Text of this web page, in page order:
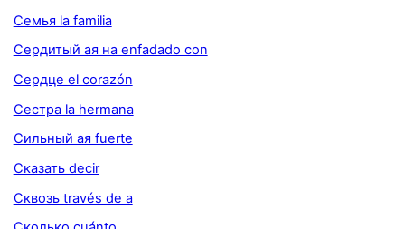
Семья la familia
Сердитый ая на enfadado con
Сердце el corazón
Сестра la hermana
Сильный ая fuerte
Сказать decir
Сквозь través de a